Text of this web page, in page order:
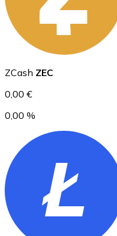
Ethereum
ETH
ZCash ZEC
0,00 €
0,00 %